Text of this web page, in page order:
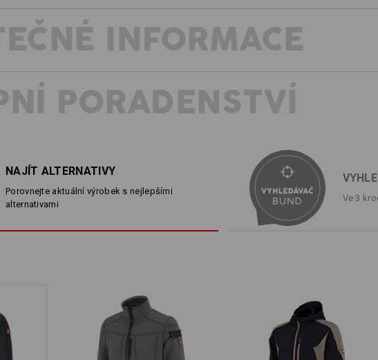
Ležérní, lehké, vzdušné – pure
Sportovní design, výrazné barvy,
kombinace s dalšími součástmi
je decentní, ale přitom nepokrytě
kapsy příjemně oživují vzhled. Pocit
jejichž oblečení musí po delší dobu
POPIS
Lehká, mimořádně pohodlná
vzhledem
žádaný raglánový vzhled
elastické rukávové pásky a
průběžný přední zip
INFORMACE
PORADENSTVÍ
NAJÍT ALTERNATIVY
Porovnejte aktuální výrobek s nejlepšími
alternativami
Ve 3